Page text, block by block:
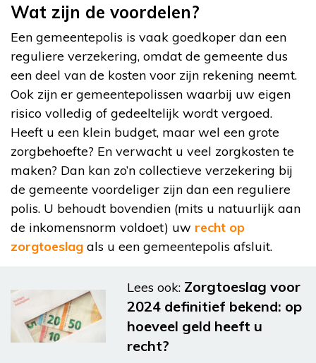
Wat zijn de voordelen?
Een gemeentepolis is vaak goedkoper dan een
reguliere verzekering, omdat de gemeente dus
een deel van de kosten voor zijn rekening neemt.
Ook zijn er gemeentepolissen waarbij uw eigen
risico volledig of gedeeltelijk wordt vergoed.
Heeft u een klein budget, maar wel een grote
zorgbehoefte? En verwacht u veel zorgkosten te
maken? Dan kan zo’n collectieve verzekering bij
de gemeente voordeliger zijn dan een reguliere
polis. U behoudt bovendien (mits u natuurlijk aan
de inkomensnorm voldoet) uw recht op
zorgtoeslag als u een gemeentepolis afsluit.
Lees ook: Zorgtoeslag voor
2024 definitief bekend: op
hoeveel geld heeft u
recht?